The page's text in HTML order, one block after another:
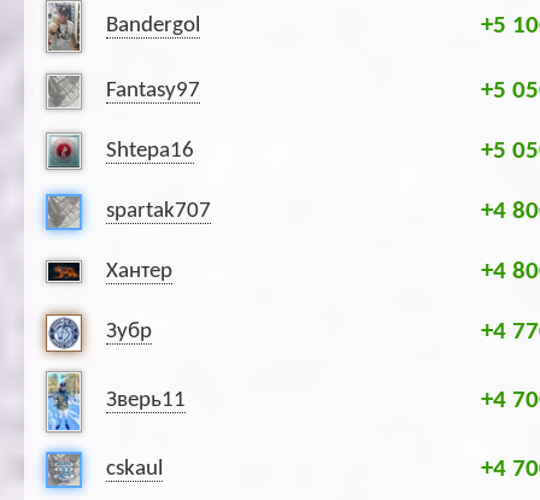
Bandergol +5
Fantasy97 +5
Shtepa16 +5
spartak707 +4
Хантер +4
Зубр +4
Зверь11 +4
cskaul +4